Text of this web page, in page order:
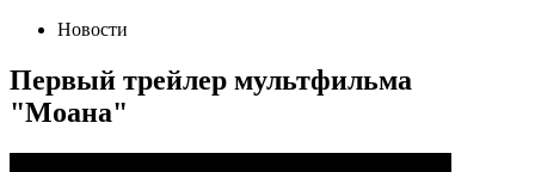
Новости
Первый трейлер мультфильма
"Моана"